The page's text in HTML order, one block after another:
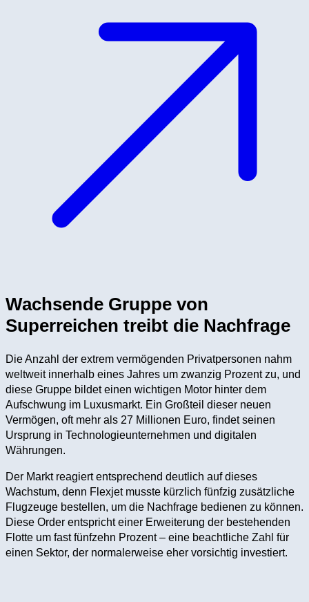
Wachsende Gruppe von
Superreichen treibt die Nachfrage
Die Anzahl der extrem vermögenden Privatpersonen nahm
weltweit innerhalb eines Jahres um zwanzig Prozent zu, und
diese Gruppe bildet einen wichtigen Motor hinter dem
Aufschwung im Luxusmarkt. Ein Großteil dieser neuen
Vermögen, oft mehr als 27 Millionen Euro, findet seinen
Ursprung in Technologieunternehmen und digitalen
Währungen.
Der Markt reagiert entsprechend deutlich auf dieses
Wachstum, denn Flexjet musste kürzlich fünfzig zusätzliche
Flugzeuge bestellen, um die Nachfrage bedienen zu können.
Diese Order entspricht einer Erweiterung der bestehenden
Flotte um fast fünfzehn Prozent – eine beachtliche Zahl für
einen Sektor, der normalerweise eher vorsichtig investiert.